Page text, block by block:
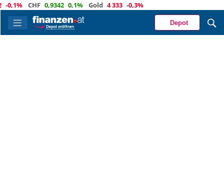
CHF 0,9342 0,1% Gold 4 333 -0,3%
Depot